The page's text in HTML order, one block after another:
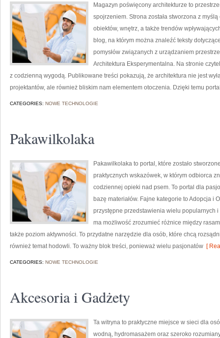
Magazyn poświęcony architekturze to
spojrzeniem. Strona została stworzona z
obiektów, wnętrz, a także trendów
blog, na którym można znaleźć teksty
pomysłów związanych z urządzaniem
Architektura Eksperymentalna. Na stronie
z codzienną wygodą. Publikowane treści pokazują, że architektura nie jest
projektantów, ale również bliskim nam elementem otoczenia. Dzięki temu
CATEGORIES: NOWE TECHNOLOGIE
Pakawilkolaka
Pakawilkolaka to portal, które zostało
praktycznych wskazówek, w którym odbiorca
codziennej opieki nad psem. To portal dla
bazę materiałów. Fajne kategorie to Adopcja i
przystępne przedstawienia wielu popularnych
ma możliwość zrozumieć różnice między
także poziom aktywności. To przydatne narzędzie dla osób, które chcą
również temat hodowli. To ważny blok treści, ponieważ wielu pasjonatów [
CATEGORIES: NOWE TECHNOLOGIE
Akcesoria i Gadżety
Ta witryna to praktyczne miejsce w sieci dla
wodną, hydromasażem oraz szeroko